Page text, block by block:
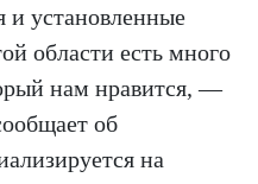
и установленные
области есть много
нам нравится, —
об
на